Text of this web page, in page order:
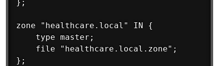
};
zone "healthcare.local" IN {
    type master;
    file "healthcare.local.zone";
};